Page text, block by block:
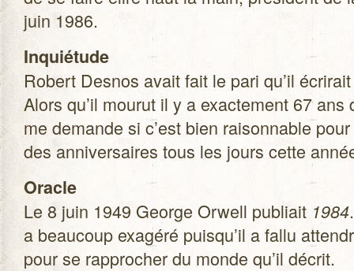
juin 1986.
Inquié­tude
Robert Des­nos avait fait le pari qu’il
Alors qu’il mou­rut il y a exac­te­ment 67 ans
me demande si c’est bien rai­son­nable
des anni­ver­saires tous les jours cette
Oracle
Le 8 juin 1949 George Orwell publiait 1984
a beau­coup exa­géré puisqu’il a fallu
pour se rap­pro­cher du monde qu’il décrit.